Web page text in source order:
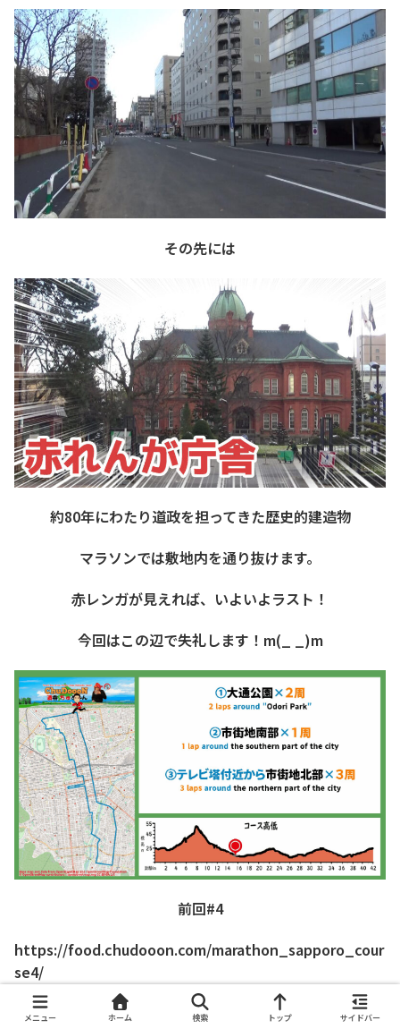
その先には
約80年にわたり道政を担ってきた歴史的建造物
マラソンでは敷地内を通り抜けます。
赤レンガが見えれば、いよいよラスト！
今回はこの辺で失礼します！m(_ _)m
前回#4
https://food.chudooon.com/marathon_sapporo_cour
se4/
次回#6
メニュー ホーム 検索 トップ サイドバー